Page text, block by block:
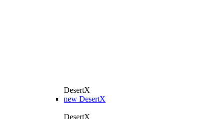
DesertX
new DesertX
DesertX